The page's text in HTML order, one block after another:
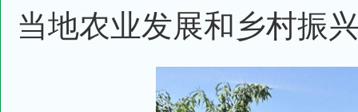
当地农业发展和乡村振